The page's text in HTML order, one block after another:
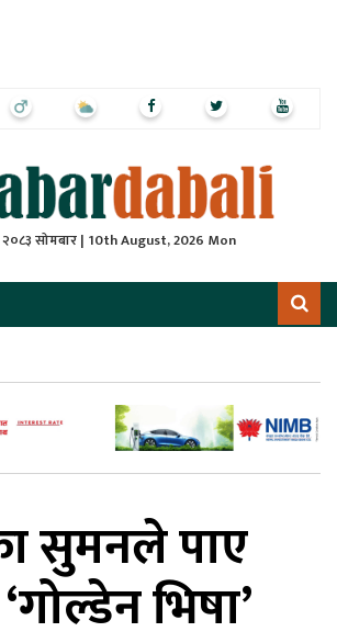
२०८३ सोमबार | 10th August, 2026 Mon
सुमनले पाए
भिषा’